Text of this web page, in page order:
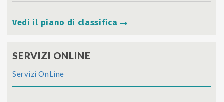
Vedi il piano di classifica
SERVIZI ONLINE
Servizi OnLine